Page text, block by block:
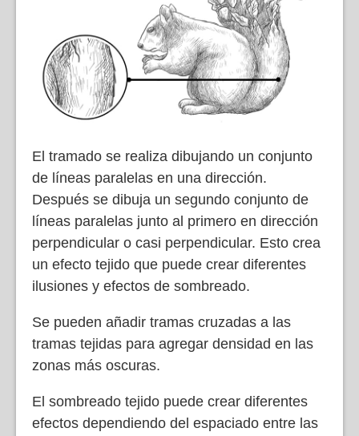
El tramado se realiza dibujando un conjunto
de líneas paralelas en una dirección.
Después se dibuja un segundo conjunto de
líneas paralelas junto al primero en dirección
perpendicular o casi perpendicular. Esto crea
un efecto tejido que puede crear diferentes
ilusiones y efectos de sombreado.
Se pueden añadir tramas cruzadas a las
tramas tejidas para agregar densidad en las
zonas más oscuras.
El sombreado tejido puede crear diferentes
efectos dependiendo del espaciado entre las